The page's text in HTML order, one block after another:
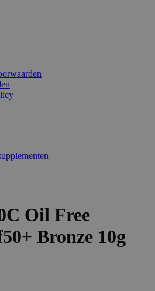
Oil Free
Bronze 10g